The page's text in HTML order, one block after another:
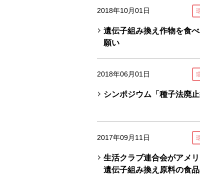
2018年10月01日
遺伝子組み換え作物を食
願い
2018年06月01日
シンポジウム「種子法廃
2017年09月11日
生活クラブ連合会がアメ
遺伝子組み換え原料の食